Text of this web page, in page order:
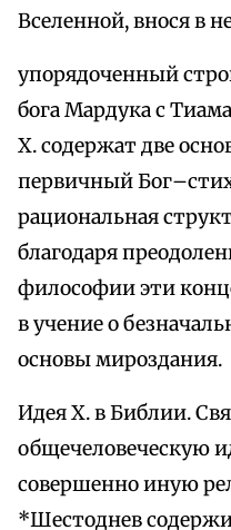
Вселенной, внося в
упорядоченный
бога Мардука с
Х. содержат две
первичный
рациональная
благодаря
философии эти
в учение о
основы мироздания.
Идея Х. в Библии.
общечеловеческую
совершенно иную
*Шестоднев